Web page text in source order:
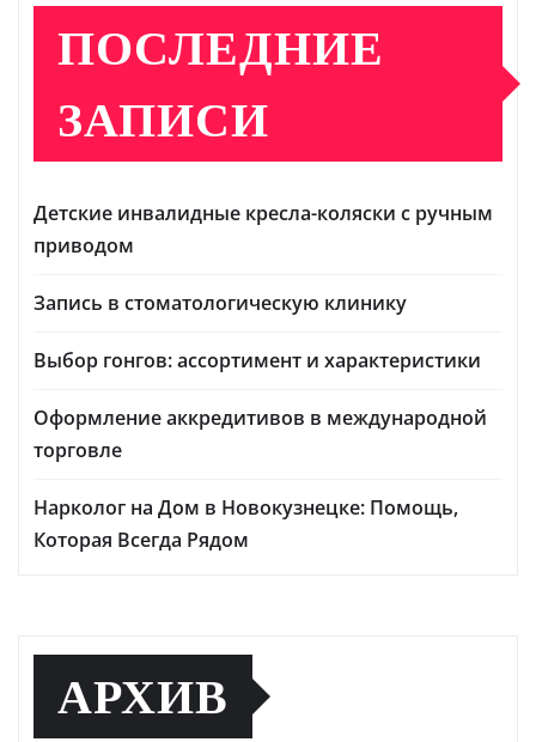
ПОСЛЕДНИЕ
ЗАПИСИ
Детские инвалидные кресла-коляски с ручным
приводом
Запись в стоматологическую клинику
Выбор гонгов: ассортимент и характеристики
Оформление аккредитивов в международной
торговле
Нарколог на Дом в Новокузнецке: Помощь,
Которая Всегда Рядом
АРХИВ